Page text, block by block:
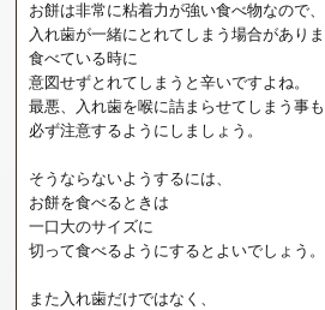
お餅は非常に粘着力が強い食べ物なので、
入れ歯が一緒にとれてしまう場合がありま
食べている時に
意図せずとれてしまうと辛いですよね。
最悪、入れ歯を喉に詰まらせてしまう事も
必ず注意するようにしましょう。
そうならないようするには、
お餅を食べるときは
一口大のサイズに
切って食べるようにするとよいでしょう。
また入れ歯だけではなく、